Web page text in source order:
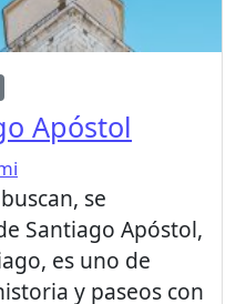
Apóstol
se
Santiago Apóstol,
es uno de
y paseos con